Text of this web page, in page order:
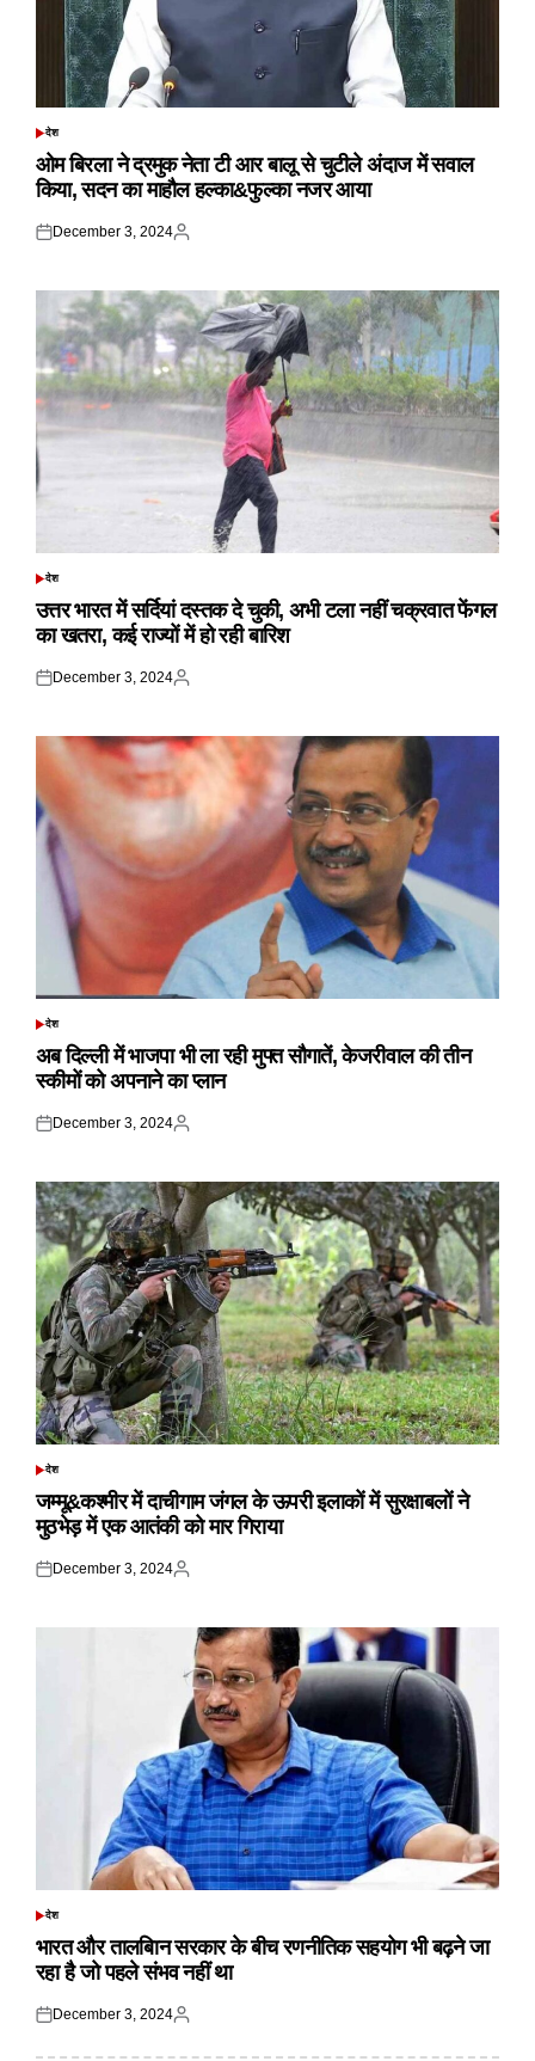
POSTED
देश
ओम बिरला ने द्रमुक नेता टी आर बालू से चुटीले अंदाज में सवाल
किया, सदन का माहौल हल्का&फुल्का नजर आया
Posted
December 3, 2024
Posted
POSTED
देश
उत्तर भारत में सर्दियां दस्तक दे चुकी, अभी टला नहीं चक्रवात फेंगल
का खतरा, कई राज्यों में हो रही बारिश
Posted
December 3, 2024
Posted
POSTED
देश
अब दिल्ली में भाजपा भी ला रही मुफ्त सौगातें, केजरीवाल की तीन
स्कीमों को अपनाने का प्लान
Posted
December 3, 2024
Posted
POSTED
देश
जम्मू&कश्मीर में दाचीगाम जंगल के ऊपरी इलाकों में सुरक्षाबलों ने
मुठभेड़ में एक आतंकी को मार गिराया
Posted
December 3, 2024
Posted
POSTED
देश
भारत और तालबिान सरकार के बीच रणनीतिक सहयोग भी बढ़ने जा
रहा है जो पहले संभव नहीं था
Posted
December 3, 2024
Posted